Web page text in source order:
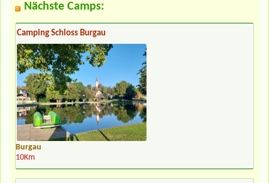
Nächste Camps:
Camping Schloss Burgau
Burgau
10Km